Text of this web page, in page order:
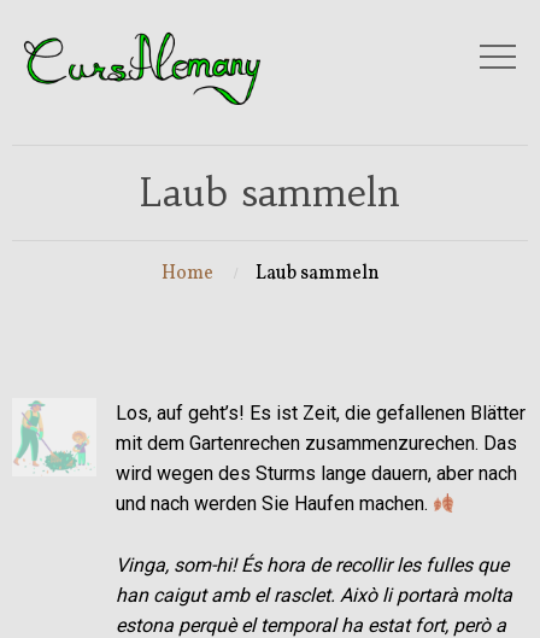
Laub sammeln
Home Laub sammeln
Los, auf geht’s! Es ist Zeit, die gefallenen Blätter
mit dem Gartenrechen zusammenzurechen. Das
wird wegen des Sturms lange dauern, aber nach
und nach werden Sie Haufen machen.
Vinga, som-hi! És hora de recollir les fulles que
han caigut amb el rasclet. Això li portarà molta
estona perquè el temporal ha estat fort, però a